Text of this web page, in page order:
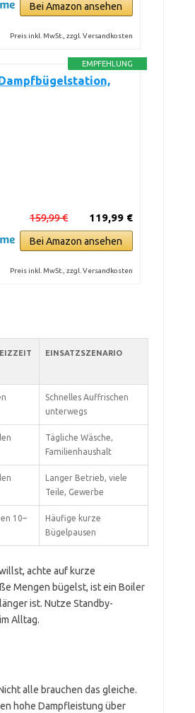
Bei Amazon ansehen
Preis inkl. MwSt., zzgl. Versandkosten
EMPFEHLUNG
119,99 €
159,99 €
Bei Amazon ansehen
Preis inkl. MwSt., zzgl. Versandkosten
EINSATZSZENARIO
Schnelles Auffrischen
unterwegs
Tägliche Wäsche,
Familienhaushalt
Langer Betrieb, viele
Teile, Gewerbe
10–
Häufige kurze
Bügelpausen
achte auf kurze
Mengen bügelst, ist ein Boiler
ist. Nutze Standby-
Alltag.
alle brauchen das gleiche.
hohe Dampfleistung über